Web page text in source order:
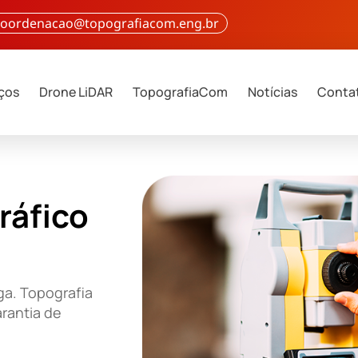
Drone LiDAR TopografiaCom Notícias
Topografia
de